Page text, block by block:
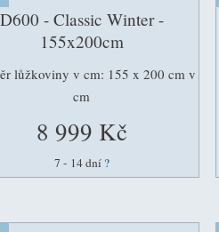
D600 - Classic Winter -
155x200cm
lůžkoviny v cm: 155 x 200 cm v
cm
8 999 Kč
7 - 14 dní ?